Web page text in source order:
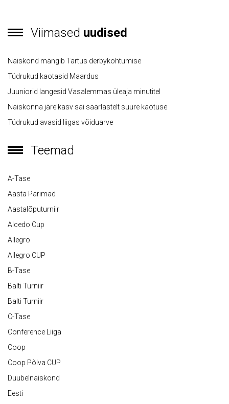
Viimased uudised
Naiskond mängib Tartus derbykohtumise
Tüdrukud kaotasid Maardus
Juuniorid langesid Vasalemmas üleaja minutitel
Naiskonna järelkasv sai saarlastelt suure kaotuse
Tüdrukud avasid liigas võiduarve
Teemad
A-Tase
Aasta Parimad
Aastalõputurniir
Alcedo Cup
Allegro
Allegro CUP
B-Tase
Balti Turniir
Balti Turniir
C-Tase
Conference Liiga
Coop
Coop Põlva CUP
Duubelnaiskond
Eesti